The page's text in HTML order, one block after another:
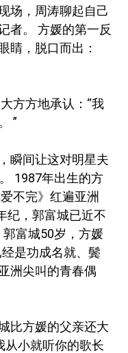
场，周涛聊起自己
者。 方媛的第一反
睛，脱口而出：
方方地承认：“我
”
瞬间让这对明星夫
1987年出生的方
不完》红遍亚洲
纪，郭富城已近不
富城50岁，方媛
是功成名就、鬓
洲尖叫的青春偶
比方媛的父亲还大
从小就听你的歌长